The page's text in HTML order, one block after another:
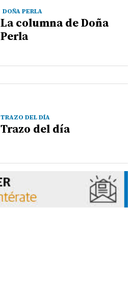
DOÑA PERLA
La columna de Doña
Perla
TRAZO DEL DÍA
Trazo del día